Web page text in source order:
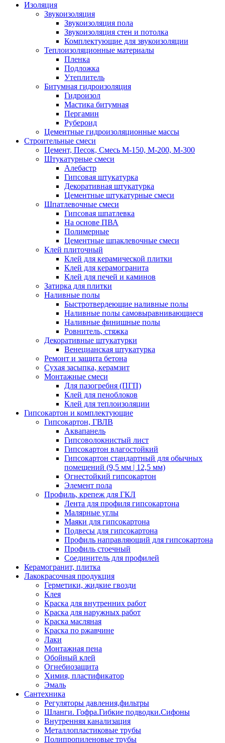
Изоляция
Звукоизоляция
Звукоизоляция пола
Звукоизоляция стен и потолка
Комплектующие для звукоизоляции
Теплоизоляционные материалы
Пленка
Подложка
Утеплитель
Битумная гидроизоляция
Гидроизол
Мастика битумная
Пергамин
Рубероид
Цементные гидроизоляционные массы
Строительные смеси
Цемент, Песок, Смесь М-150, М-200, М-300
Штукатурные смеси
Алебастр
Гипсовая штукатурка
Декоративная штукатурка
Цементные штукатурные смеси
Шпатлевочные смеси
Гипсовая шпатлевка
На основе ПВА
Полимерные
Цементные шпаклевочные смеси
Клей плиточный
Клей для керамической плитки
Клей для керамогранита
Клей для печей и каминов
Затирка для плитки
Наливные полы
Быстротвердеющие наливные полы
Наливные полы самовыравнивающиеся
Наливные финишные полы
Ровнитель, стяжка
Декоративные штукатурки
Венецианская штукатурка
Ремонт и защита бетона
Сухая засыпка, керамзит
Монтажные смеси
Для пазогребня (ПГП)
Клей для пеноблоков
Клей для теплоизоляции
Гипсокартон и комплектующие
Гипсокартон, ГВЛВ
Аквапанель
Гипсоволокнистый лист
Гипсокартон влагостойкий
Гипсокартон стандартный для обычных
помещений (9,5 мм | 12,5 мм)
Огнестойкий гипсокартон
Элемент пола
Профиль, крепеж для ГКЛ
Лента для профиля гипсокартона
Малярные углы
Маяки для гипсокартона
Подвесы для гипсокартона
Профиль направляющий для гипсокартона
Профиль стоечный
Соединитель для профилей
Керамогранит, плитка
Лакокрасочная продукция
Герметики, жидкие гвозди
Клея
Краска для внутренних работ
Краска для наружных работ
Краска масляная
Краска по ржавчине
Лаки
Монтажная пена
Обойный клей
Огнебиозащита
Химия, пластификатор
Эмаль
Сантехника
Регуляторы давления,фильтры
Шланги. Гофра.Гибкие подводки.Сифоны
Внутренняя канализация
Металлопластиковые трубы
Полипропиленовые трубы